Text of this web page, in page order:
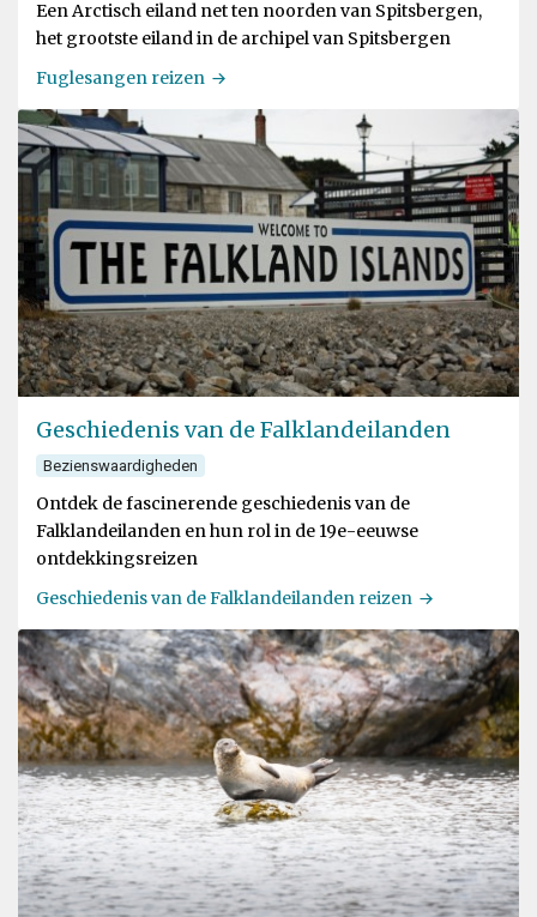
Een Arctisch eiland net ten noorden van Spitsbergen,
het grootste eiland in de archipel van Spitsbergen
Fuglesangen reizen
Geschiedenis van de Falklandeilanden
Bezienswaardigheden
Ontdek de fascinerende geschiedenis van de
Falklandeilanden en hun rol in de 19e-eeuwse
ontdekkingsreizen
Geschiedenis van de Falklandeilanden reizen